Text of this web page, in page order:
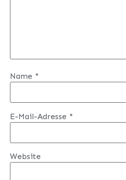
Name *
E-Mail-Adresse *
Website